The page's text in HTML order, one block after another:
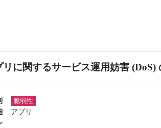
に関するサービス運用妨害 (DoS)
脆弱性
アプリ